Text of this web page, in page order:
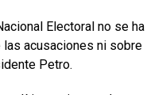
Electoral no se ha
acusaciones ni sobre
Petro.